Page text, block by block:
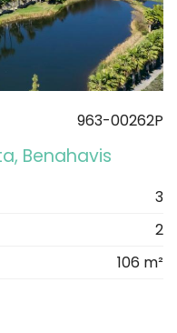
963-00262P
Benahavis
3
2
106 m²